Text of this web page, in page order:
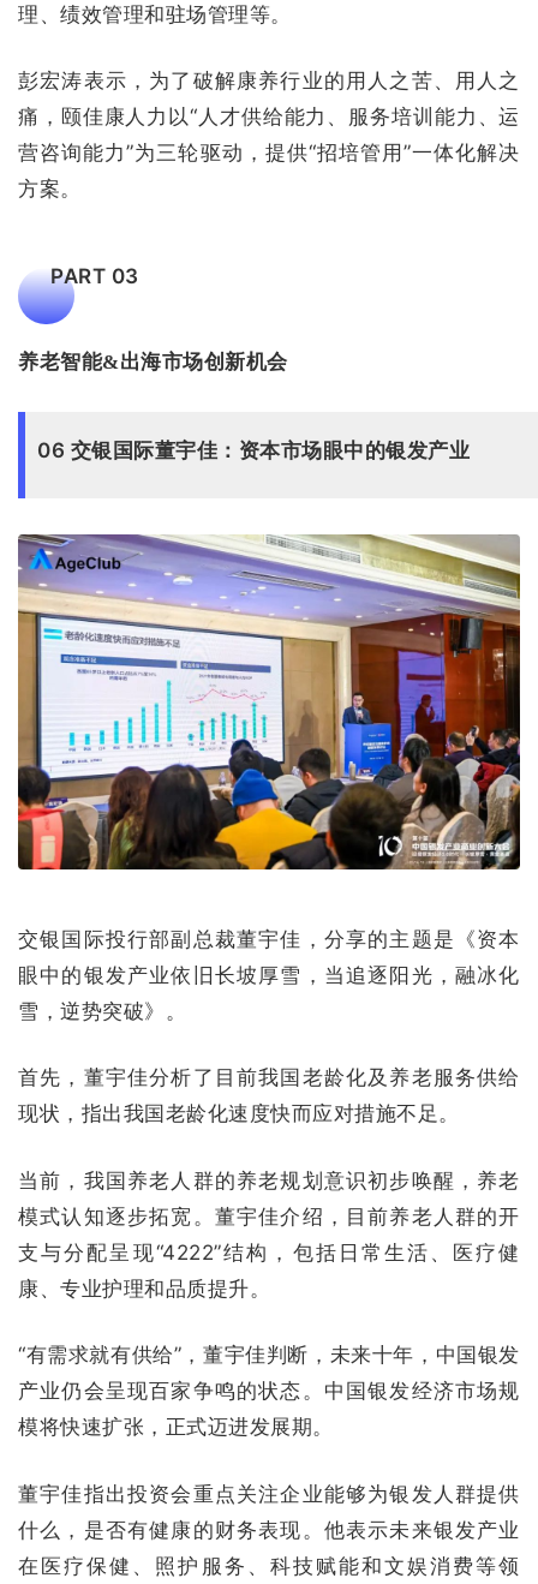
理、绩效管理和驻场管理等。
彭宏涛表示，为了破解康养行业的用人之苦、用人之
痛，颐佳康人力以“人才供给能力、服务培训能力、运
营咨询能力”为三轮驱动，提供“招培管用”一体化解决
方案。
PART 03
养老智能&出海市场创新机会
06 交银国际董宇佳：资本市场眼中的银发产业
交银国际投行部副总裁董宇佳，分享的主题是《资本
眼中的银发产业依旧长坡厚雪，当追逐阳光，融冰化
雪，逆势突破》。
首先，董宇佳分析了目前我国老龄化及养老服务供给
现状，指出我国老龄化速度快而应对措施不足。
当前，我国养老人群的养老规划意识初步唤醒，养老
模式认知逐步拓宽。董宇佳介绍，目前养老人群的开
支与分配呈现“4222”结构，包括日常生活、医疗健
康、专业护理和品质提升。
“有需求就有供给”，董宇佳判断，未来十年，中国银发
产业仍会呈现百家争鸣的状态。中国银发经济市场规
模将快速扩张，正式迈进发展期。
董宇佳指出投资会重点关注企业能够为银发人群提供
什么，是否有健康的财务表现。他表示未来银发产业
在医疗保健、照护服务、科技赋能和文娱消费等领